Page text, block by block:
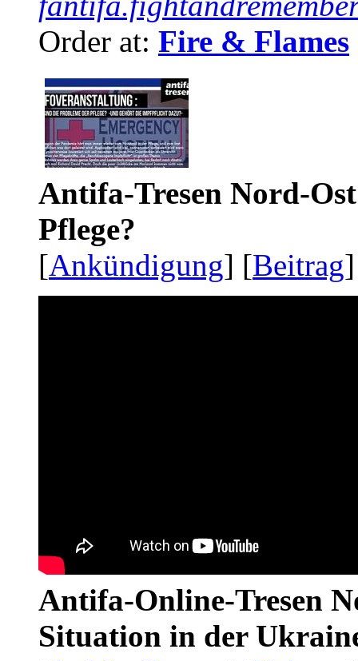
Order at: Fire & Flames
Antifa-Tresen Nord-
Pflege?
[Ankündigung] [Beitrag
Antifa-Online-Tresen
Situation in der